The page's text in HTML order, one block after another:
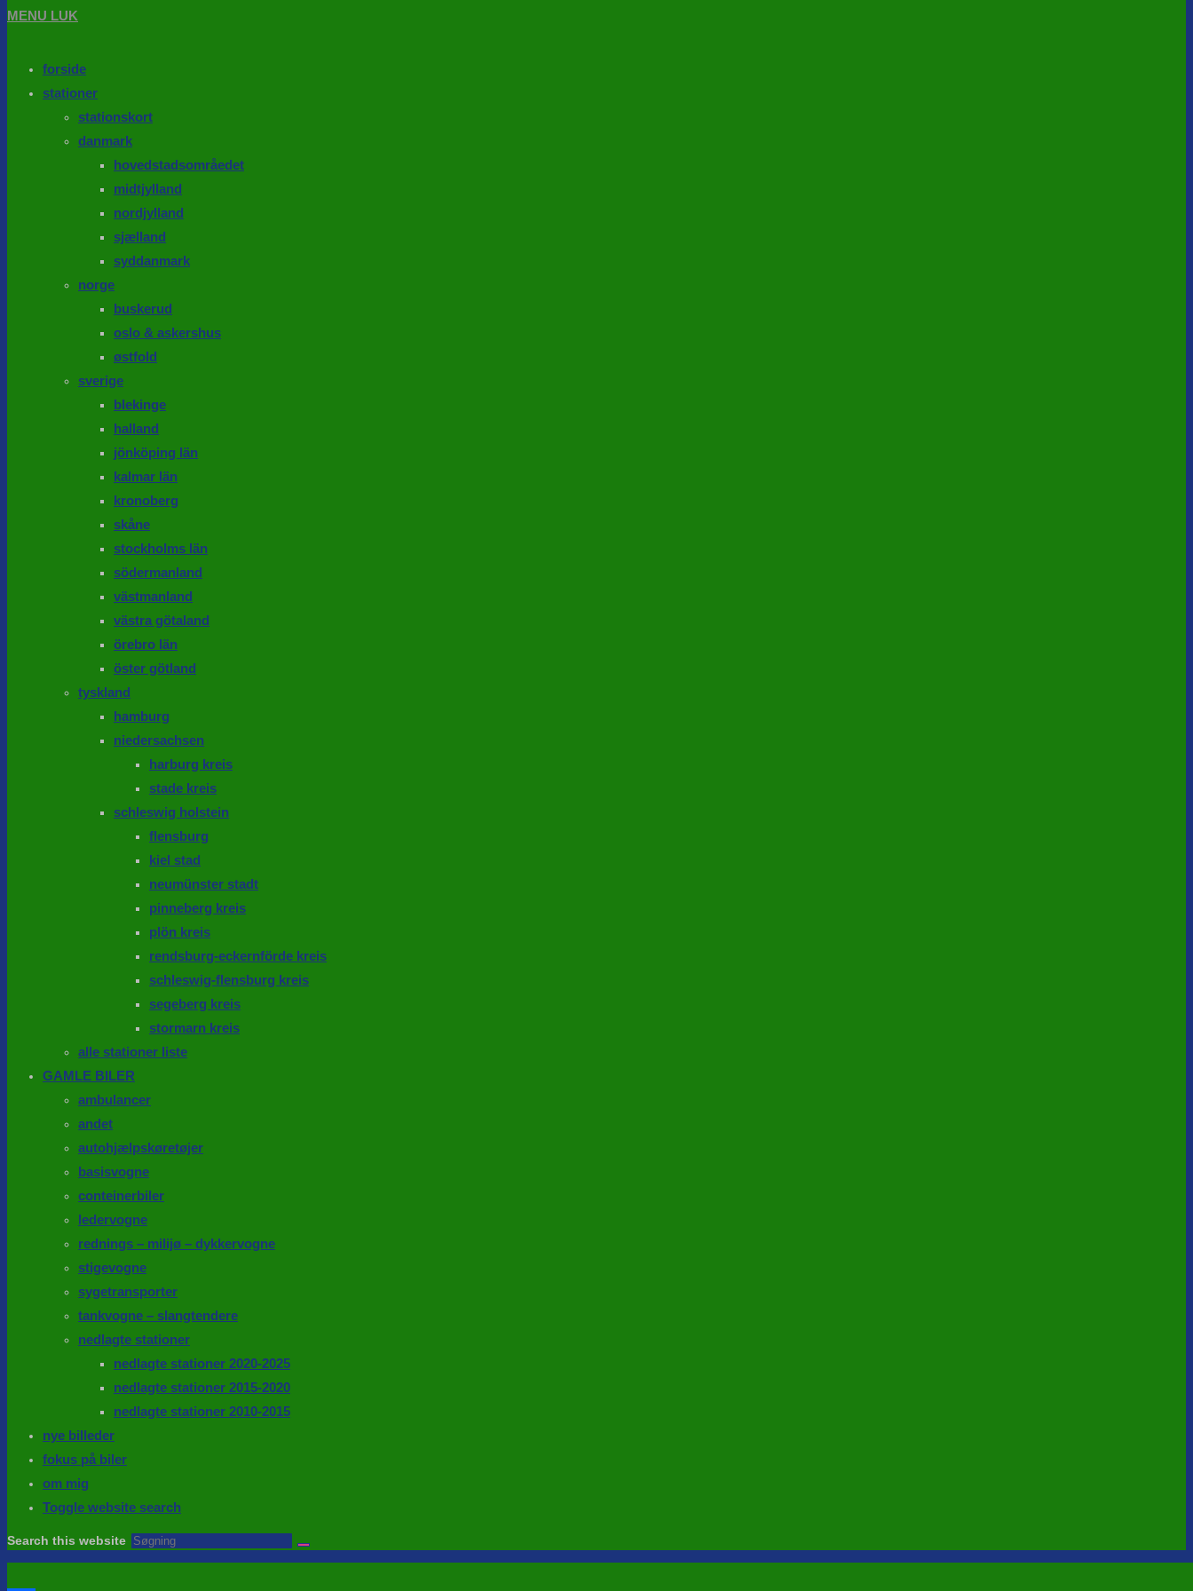
MENU LUK
forside
stationer
stationskort
danmark
hovedstadsområedet
midtjylland
nordjylland
sjælland
syddanmark
norge
buskerud
oslo & askershus
østfold
sverige
blekinge
halland
jönköping län
kalmar län
kronoberg
skåne
stockholms län
södermanland
västmanland
västra götaland
örebro län
öster götland
tyskland
hamburg
niedersachsen
harburg kreis
stade kreis
schleswig holstein
flensburg
kiel stad
neumünster stadt
pinneberg kreis
plön kreis
rendsburg-eckernförde kreis
schleswig-flensburg kreis
segeberg kreis
stormarn kreis
alle stationer liste
GAMLE BILER
ambulancer
andet
autohjælpskøretøjer
basisvogne
conteinerbiler
ledervogne
rednings – milijø – dykkervogne
stigevogne
sygetransporter
tankvogne – slangtendere
nedlagte stationer
nedlagte stationer 2020-2025
nedlagte stationer 2015-2020
nedlagte stationer 2010-2015
nye billeder
fokus på biler
om mig
Toggle website search
Search this website